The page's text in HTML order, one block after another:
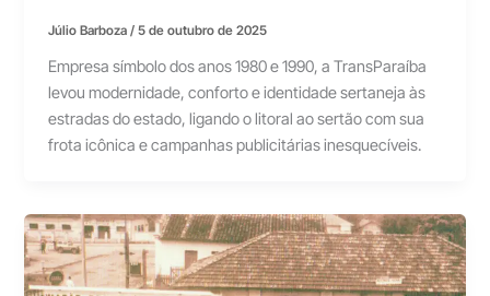
Júlio Barboza/5 de outubro de 2025
Empresa símbolo dos anos 1980 e 1990, a TransParaíba
levou modernidade, conforto e identidade sertaneja às
estradas do estado, ligando o litoral ao sertão com sua
frota icônica e campanhas publicitárias inesquecíveis.